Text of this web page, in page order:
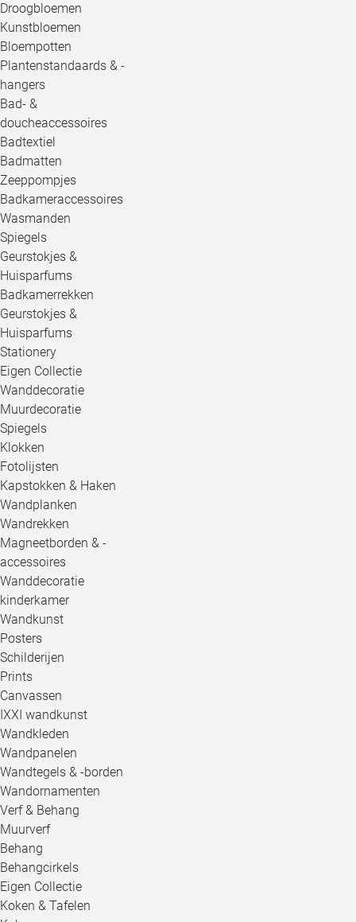
Droogbloemen
Kunstbloemen
Bloempotten
Plantenstandaards & -
hangers
Bad- &
doucheaccessoires
Badtextiel
Badmatten
Zeeppompjes
Badkameraccessoires
Wasmanden
Spiegels
Geurstokjes &
Huisparfums
Badkamerrekken
Geurstokjes &
Huisparfums
Stationery
Eigen Collectie
Wanddecoratie
Muurdecoratie
Spiegels
Klokken
Fotolijsten
Kapstokken & Haken
Wandplanken
Wandrekken
Magneetborden & -
accessoires
Wanddecoratie
kinderkamer
Wandkunst
Posters
Schilderijen
Prints
Canvassen
IXXI wandkunst
Wandkleden
Wandpanelen
Wandtegels & -borden
Wandornamenten
Verf & Behang
Muurverf
Behang
Behangcirkels
Eigen Collectie
Koken & Tafelen